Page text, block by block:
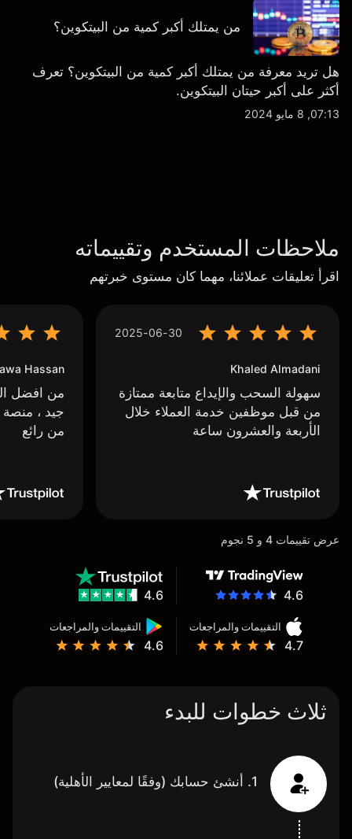
من يمتلك أكبر كمية من البيتكوين؟
هل تريد معرفة من يمتلك أكبر كمية من البيتكوين؟ تعرف
أكثر على أكبر حيتان البيتكوين.
07:13, 8 مايو 2024
ملاحظات المستخدم وتقييماته
اقرأ تعليقات عملائنا، مهما كان مستوى خبرتهم
2025-06-30
Khaled Almadani
سهولة السحب والإيداع متابعة ممتازة
من قبل موظفين خدمة العملاء خلال
الأربعة والعشرون ساعة
Hassan
من افضل
جيد ،
من رائع
عرض تقييمات 4 و 5 نجوم
4.6
التقييمات والمراجعات
4.7
التقييمات والمراجعات
4.6
4.6
ثلاث خطوات للبدء
1. أنشئ حسابك (وفقًا لمعايير الأهلية)